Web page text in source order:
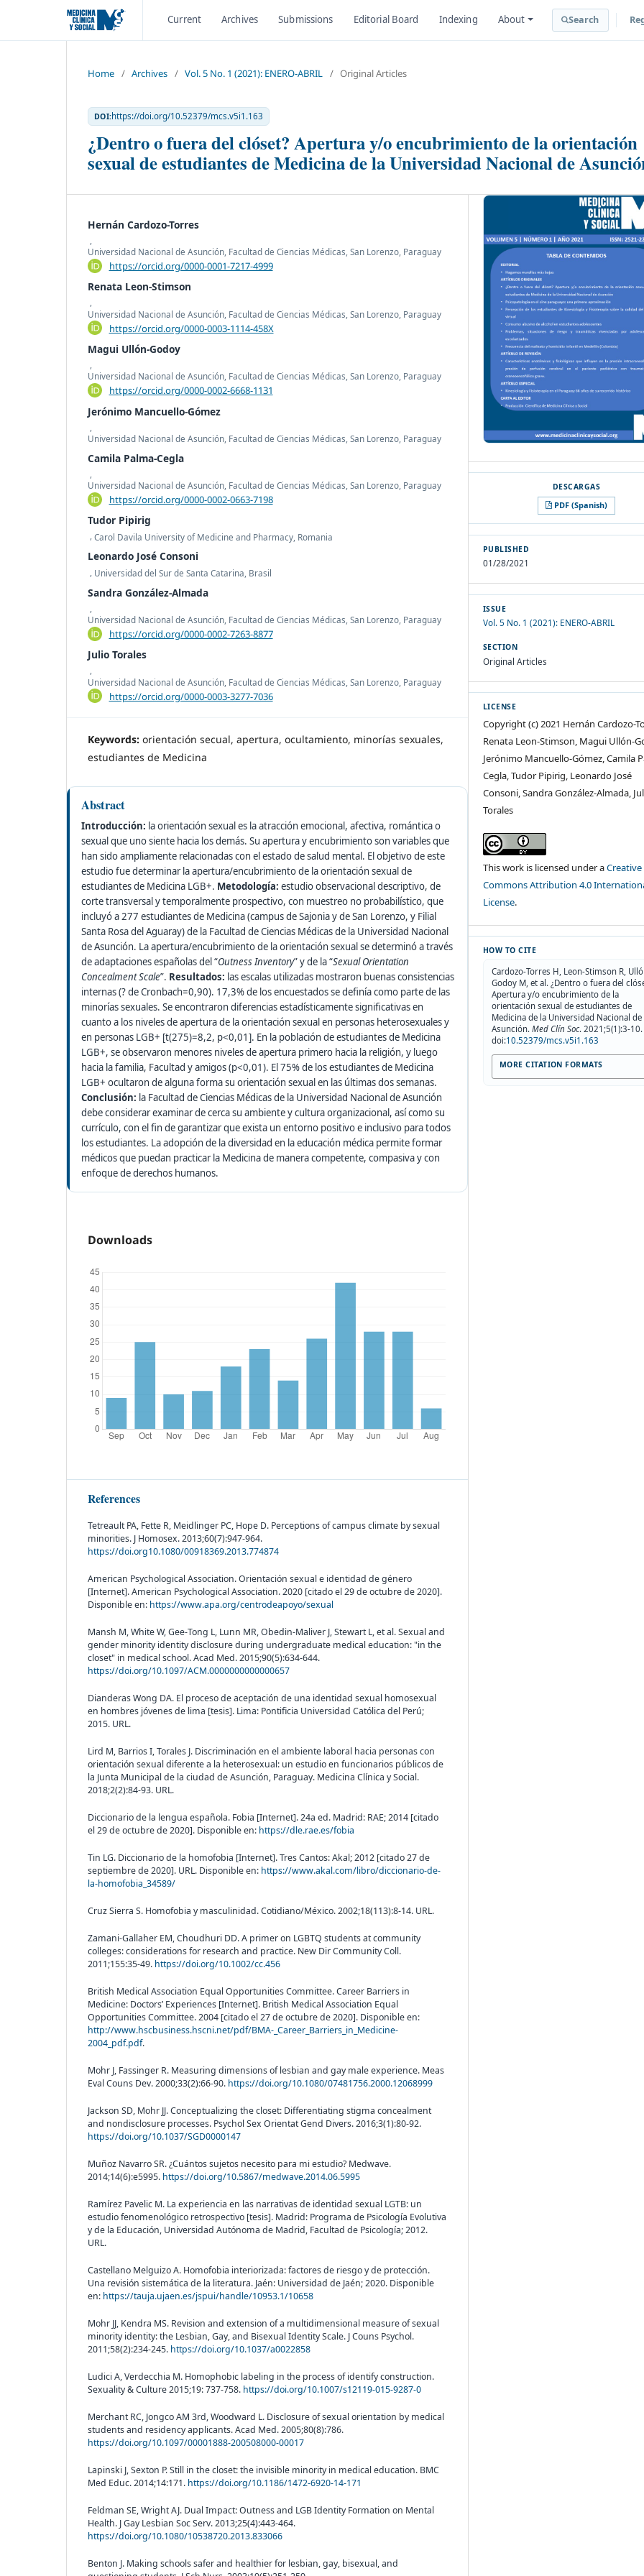
Current Archives Submissions Editorial Board Indexing About Search
Home / Archives / Vol. 5 No. 1 (2021): ENERO-ABRIL / Original Articles
DOI:https://doi.org/10.52379/mcs.v5i1.163
¿Dentro o fuera del clóset? Apertura y/o encubrimiento de la orientación
sexual de estudiantes de Medicina de la Universidad Nacional de
Hernán Cardozo-Torres
Universidad Nacional de Asunción, Facultad de Ciencias Médicas, San Lorenzo, Paraguay
https://orcid.org/0000-0001-7217-4999
Renata Leon-Stimson
,
Universidad Nacional de Asunción, Facultad de Ciencias Médicas, San Lorenzo, Paraguay
https://orcid.org/0000-0003-1114-458X
Magui Ullón-Godoy
Universidad Nacional de Asunción, Facultad de Ciencias Médicas, San Lorenzo, Paraguay
https://orcid.org/0000-0002-6668-1131
Jerónimo Mancuello-Gómez
Universidad Nacional de Asunción, Facultad de Ciencias Médicas, San Lorenzo, Paraguay
Camila Palma-Cegla
Universidad Nacional de Asunción, Facultad de Ciencias Médicas, San Lorenzo, Paraguay
https://orcid.org/0000-0002-0663-7198
Tudor Pipirig
, Carol Davila University of Medicine and Pharmacy, Romania
Leonardo José Consoni
Universidad del Sur de Santa Catarina, Brasil
Sandra González-Almada
Universidad Nacional de Asunción, Facultad de Ciencias Médicas, San Lorenzo, Paraguay
https://orcid.org/0000-0002-7263-8877
Julio Torales
,
Universidad Nacional de Asunción, Facultad de Ciencias Médicas, San Lorenzo, Paraguay
https://orcid.org/0000-0003-3277-7036
Keywords: orientación secual, apertura, ocultamiento, minorías sexuales,
estudiantes de Medicina
Abstract
Introducción: la orientación sexual es la atracción emocional, afectiva, romántica o
sexual que uno siente hacia los demás. Su apertura y encubrimiento son variables que
han sido ampliamente relacionadas con el estado de salud mental. El objetivo de este
estudio fue determinar la apertura/encubrimiento de la orientación sexual de
estudiantes de Medicina LGB+. Metodología:estudio observacional descriptivo, de
corte transversal y temporalmente prospectivo, con muestreo no probabilístico, que
incluyó a 277 estudiantes de Medicina (campus de Sajonia y de San Lorenzo, y Filial
Santa Rosa del Aguaray) de la Facultad de Ciencias Médicas de la Universidad Nacional
de Asunción. La apertura/encubrimiento de la orientación sexual se determinó a través
de adaptaciones españolas del “Outness Inventory” y de la “Sexual Orientation
Concealment Scale”. Resultados: las escalas utilizadas mostraron buenas consistencias
internas (? de Cronbach=0,90). 17,3% de los encuestados se definía como parte de las
minorías sexuales. Se encontraron diferencias estadísticamente significativas en
cuanto a los niveles de apertura de la orientación sexual en personas heterosexuales y
en personas LGB+ [t(275)=8,2, p<0,01]. En la población de estudiantes de Medicina
LGB+, se observaron menores niveles de apertura primero hacia la religión, y luego
hacia la familia, Facultad y amigos (p<0,01). El 75% de los estudiantes de Medicina
LGB+ ocultaron de alguna forma su orientación sexual en las últimas dos semanas.
Conclusión: la Facultad de Ciencias Médicas de la Universidad Nacional de Asunción
debe considerar examinar de cerca su ambiente y cultura organizacional, así como su
currículo, con el fin de garantizar que exista un entorno positivo e inclusivo para todos
los estudiantes. La adopción de la diversidad en la educación médica permite formar
médicos que puedan practicar la Medicina de manera competente, compasiva y con
enfoque de derechos humanos.
Downloads
References
Tetreault PA, Fette R, Meidlinger PC, Hope D. Perceptions of campus climate by sexual
minorities. J Homosex. 2013;60(7):947-964.
https://doi.org10.1080/00918369.2013.774874
American Psychological Association. Orientación sexual e identidad de género
[Internet]. American Psychological Association. 2020 [citado el 29 de octubre de 2020].
Disponible en: https://www.apa.org/centrodeapoyo/sexual
Mansh M, White W, Gee-Tong L, Lunn MR, Obedin-Maliver J, Stewart L, et al. Sexual and
gender minority identity disclosure during undergraduate medical education: "in the
closet" in medical school. Acad Med. 2015;90(5):634-644.
https://doi.org/10.1097/ACM.0000000000000657
Dianderas Wong DA. El proceso de aceptación de una identidad sexual homosexual
en hombres jóvenes de lima [tesis]. Lima: Pontificia Universidad Católica del Perú;
2015. URL.
Lird M, Barrios I, Torales J. Discriminación en el ambiente laboral hacia personas con
orientación sexual diferente a la heterosexual: un estudio en funcionarios públicos de
la Junta Municipal de la ciudad de Asunción, Paraguay. Medicina Clínica y Social.
2018;2(2):84-93. URL.
Diccionario de la lengua española. Fobia [Internet]. 24a ed. Madrid: RAE; 2014 [citado
el 29 de octubre de 2020]. Disponible en: https://dle.rae.es/fobia
Tin LG. Diccionario de la homofobia [Internet]. Tres Cantos: Akal; 2012 [citado 27 de
septiembre de 2020]. URL. Disponible en: https://www.akal.com/libro/diccionario-de-
la-homofobia_34589/
Cruz Sierra S. Homofobia y masculinidad. Cotidiano/México. 2002;18(113):8-14. URL.
Zamani-Gallaher EM, Choudhuri DD. A primer on LGBTQ students at community
colleges: considerations for research and practice. New Dir Community Coll.
2011;155:35-49. https://doi.org/10.1002/cc.456
British Medical Association Equal Opportunities Committee. Career Barriers in
Medicine: Doctors’ Experiences [Internet]. British Medical Association Equal
Opportunities Committee. 2004 [citado el 27 de octubre de 2020]. Disponible en:
http://www.hscbusiness.hscni.net/pdf/BMA-_Career_Barriers_in_Medicine-
2004_pdf.pdf.
Mohr J, Fassinger R. Measuring dimensions of lesbian and gay male experience. Meas
Eval Couns Dev. 2000;33(2):66-90. https://doi.org/10.1080/07481756.2000.12068999
Jackson SD, Mohr JJ. Conceptualizing the closet: Differentiating stigma concealment
and nondisclosure processes. Psychol Sex Orientat Gend Divers. 2016;3(1):80-92.
https://doi.org/10.1037/SGD0000147
Muñoz Navarro SR. ¿Cuántos sujetos necesito para mi estudio? Medwave.
2014;14(6):e5995. https://doi.org/10.5867/medwave.2014.06.5995
Ramírez Pavelic M. La experiencia en las narrativas de identidad sexual LGTB: un
estudio fenomenológico retrospectivo [tesis]. Madrid: Programa de Psicología Evolutiva
y de la Educación, Universidad Autónoma de Madrid, Facultad de Psicología; 2012.
URL.
Castellano Melguizo A. Homofobia interiorizada: factores de riesgo y de protección.
Una revisión sistemática de la literatura. Jaén: Universidad de Jaén; 2020. Disponible
en: https://tauja.ujaen.es/jspui/handle/10953.1/10658
Mohr JJ, Kendra MS. Revision and extension of a multidimensional measure of sexual
minority identity: the Lesbian, Gay, and Bisexual Identity Scale. J Couns Psychol.
2011;58(2):234-245. https://doi.org/10.1037/a0022858
Ludici A, Verdecchia M. Homophobic labeling in the process of identify construction.
Sexuality & Culture 2015;19: 737-758. https://doi.org/10.1007/s12119-015-9287-0
Merchant RC, Jongco AM 3rd, Woodward L. Disclosure of sexual orientation by medical
students and residency applicants. Acad Med. 2005;80(8):786.
https://doi.org/10.1097/00001888-200508000-00017
Lapinski J, Sexton P. Still in the closet: the invisible minority in medical education. BMC
Med Educ. 2014;14:171. https://doi.org/10.1186/1472-6920-14-171
Feldman SE, Wright AJ. Dual Impact: Outness and LGB Identity Formation on Mental
Health. J Gay Lesbian Soc Serv. 2013;25(4):443-464.
https://doi.org/10.1080/10538720.2013.833066
Benton J. Making schools safer and healthier for lesbian, gay, bisexual, and
PDF (Spanish)
PUBLISHED
01/28/2021
ISSUE
Vol. 5 No. 1 (2021): ENERO-ABRIL
SECTION
Original Articles
LICENSE
Copyright (c) 2021 Hernán Cardozo-
Renata Leon-Stimson, Magui Ullón-
Jerónimo Mancuello-Gómez, Camila
Cegla, Tudor Pipirig, Leonardo José
Consoni, Sandra González-Almada,
Torales
This work is licensed under aCreative
Commons Attribution 4.0
License.
HOW TO CITE
Cardozo-Torres H, Leon-Stimson R,
Godoy M, et al. ¿Dentro o fuera del
Apertura y/o encubrimiento de la
orientación sexual de estudiantes de
Medicina de la Universidad Nacional de
Asunción. Med Clín Soc. 2021;5(1):3-10.
doi:10.52379/mcs.v5i1.163
MORE CITATION FORMATS